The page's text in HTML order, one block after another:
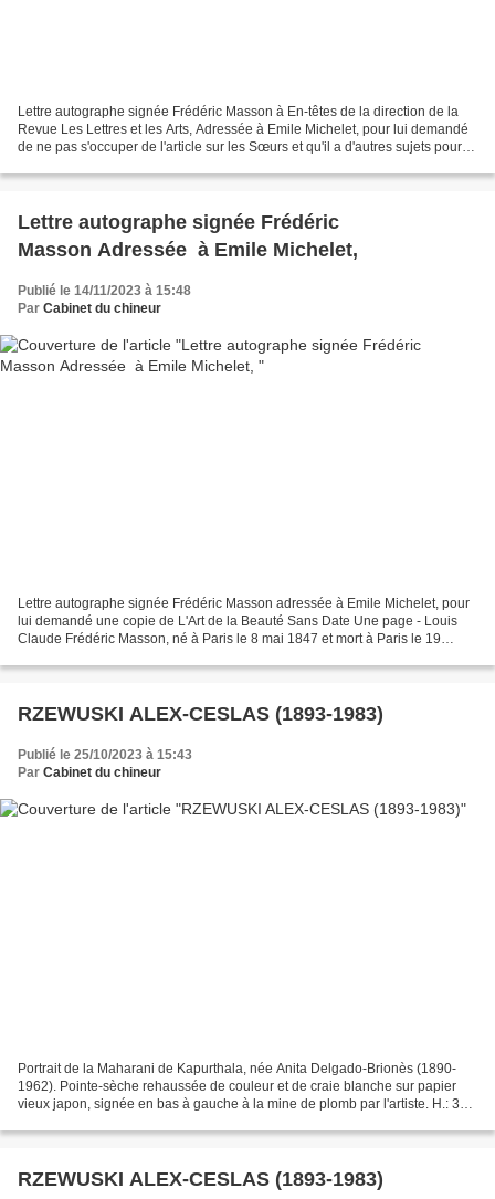
Lettre autographe signée Frédéric Masson à En-têtes de la direction de la
Revue Les Lettres et les Arts, Adressée à Emile Michelet, pour lui demandé
de ne pas s'occuper de l'article sur les Sœurs et qu'il a d'autres sujets pour
Lettre autographe signée Frédéric
Masson Adressée à Emile Michelet,
Publié le 14/11/2023 à 15:48
Par Cabinet du chineur
Lettre autographe signée Frédéric Masson adressée à Emile Michelet, pour
lui demandé une copie de L'Art de la Beauté Sans Date Une page - Louis
Claude Frédéric Masson, né à Paris le 8 mai 1847 et mort à Paris le 19
RZEWUSKI ALEX-CESLAS (1893-1983)
Publié le 25/10/2023 à 15:43
Par Cabinet du chineur
Portrait de la Maharani de Kapurthala, née Anita Delgado-Brionès (1890-
1962). Pointe-sèche rehaussée de couleur et de craie blanche sur papier
vieux japon, signée en bas à gauche à la mine de plomb par l'artiste. H.: 34
RZEWUSKI ALEX-CESLAS (1893-1983)